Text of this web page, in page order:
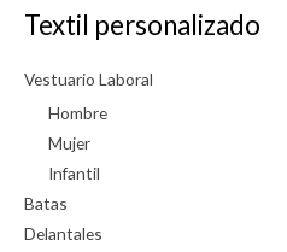
i
i
a
d
Textil personalizado
Vestuario Laboral
Hombre
Mujer
Infantil
Batas
Delantales